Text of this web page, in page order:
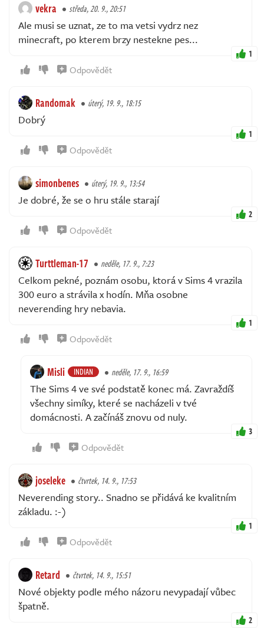
vekra středa, 20. 9., 20:51
Ale musi se uznat, ze to ma vetsi vydrz nez
minecraft, po kterem brzy nestekne pes...
1
Odpovědět
Randomak úterý, 19. 9., 18:15
Dobrý
1
Odpovědět
simonbenes úterý, 19. 9., 13:54
Je dobré, že se o hru stále starají
2
Odpovědět
Turttleman-17 neděle, 17. 9., 7:23
Celkom pekné, poznám osobu, ktorá v Sims 4 vrazila
300 euro a strávila x hodín. Mňa osobne
neverending hry nebavia.
1
Odpovědět
Misli INDIAN neděle, 17. 9., 16:59
The Sims 4 ve své podstatě konec má. Zavraždíš
všechny simíky, které se nacházeli v tvé
domácnosti. A začínáš znovu od nuly.
3
Odpovědět
joseleke čtvrtek, 14. 9., 17:53
Neverending story.. Snadno se přidává ke kvalitním
základu. :-)
1
Odpovědět
Retard čtvrtek, 14. 9., 15:51
Nové objekty podle mého názoru nevypadají vůbec
špatně.
2